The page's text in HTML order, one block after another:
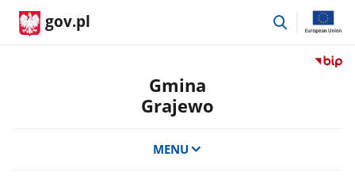
gov.pl
przejdź
Przejdź
Gmina
Grajewo
MENU